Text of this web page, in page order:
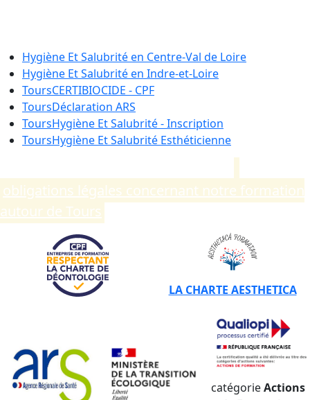
Hygiène Et Salubrité en Centre-Val de Loire
Hygiène Et Salubrité en Indre-et-Loire
ToursCERTIBIOCIDE - CPF
ToursDéclaration ARS
ToursHygiène Et Salubrité - Inscription
ToursHygiène Et Salubrité Esthéticienne
obligations légales concernant notre formation
autour de Tours
LA CHARTE AESTHETICA
catégorieActions